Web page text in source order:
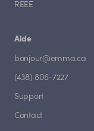
REEE
Aide
bonjour@emma.ca
(438) 806-7227
Support
Contact